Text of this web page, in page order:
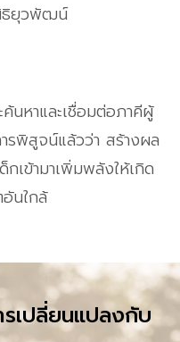
ธิยุวพัฒน์
นหาและเชื่อมต่อภาคีผู้
รพิสูจน์แล้วว่า สร้างผล
เข้ามาเพิ่มพลังให้เกิด
นใกล้
รเปลี่ยนแปลงกับ